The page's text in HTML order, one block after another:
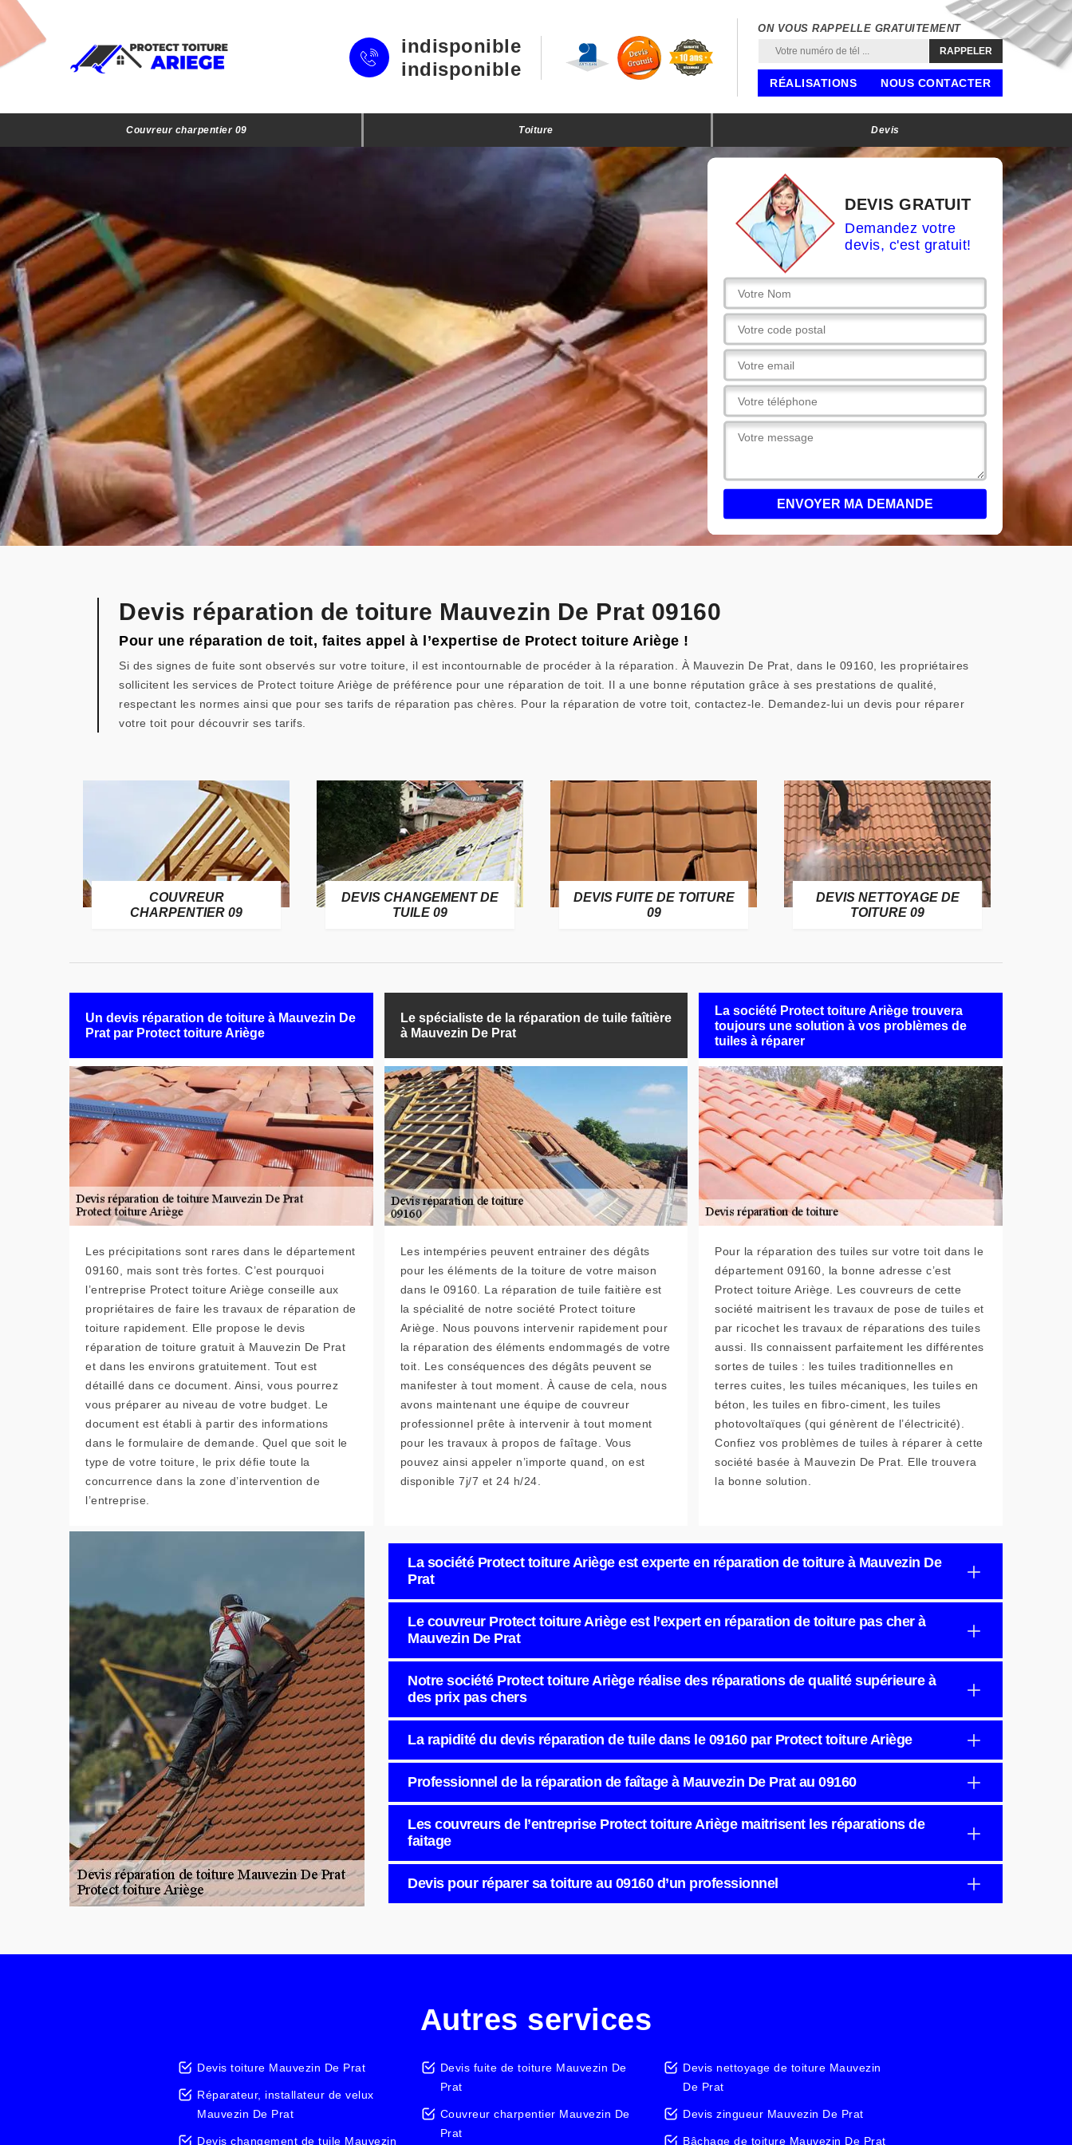
indisponible
indisponible
ON VOUS RAPPELLE GRATUITEMENT
RÉALISATIONS NOUS CONTACTER
Couvreur charpentier 09 Toiture Devis
DEVIS GRATUIT
Demandez votre
devis, c'est gratuit!
Devis réparation de toiture Mauvezin De Prat 09160
Pour une réparation de toit, faites appel à l’expertise de Protect toiture Ariège !
Si des signes de fuite sont observés sur votre toiture, il est incontournable de procéder à la réparation. À Mauvezin De Prat, dans le 09160, les propriétaires
sollicitent les services de Protect toiture Ariège de préférence pour une réparation de toit. Il a une bonne réputation grâce à ses prestations de qualité,
respectant les normes ainsi que pour ses tarifs de réparation pas chères. Pour la réparation de votre toit, contactez-le. Demandez-lui un devis pour réparer
votre toit pour découvrir ses tarifs.
COUVREUR
CHARPENTIER 09
DEVIS CHANGEMENT DE
TUILE 09
DEVIS FUITE DE TOITURE
09
DEVIS NETTOYAGE DE
TOITURE 09
Un devis réparation de toiture à Mauvezin De
Prat par Protect toiture Ariège
Les précipitations sont rares dans le département
09160, mais sont très fortes. C’est pourquoi
l’entreprise Protect toiture Ariège conseille aux
propriétaires de faire les travaux de réparation de
toiture rapidement. Elle propose le devis
réparation de toiture gratuit à Mauvezin De Prat
et dans les environs gratuitement. Tout est
détaillé dans ce document. Ainsi, vous pourrez
vous préparer au niveau de votre budget. Le
document est établi à partir des informations
dans le formulaire de demande. Quel que soit le
type de votre toiture, le prix défie toute la
concurrence dans la zone d’intervention de
l’entreprise.
Le spécialiste de la réparation de tuile faîtière
à Mauvezin De Prat
Les intempéries peuvent entrainer des dégâts
pour les éléments de la toiture de votre maison
dans le 09160. La réparation de tuile faitière est
la spécialité de notre société Protect toiture
Ariège. Nous pouvons intervenir rapidement pour
la réparation des éléments endommagés de votre
toit. Les conséquences des dégâts peuvent se
manifester à tout moment. À cause de cela, nous
avons maintenant une équipe de couvreur
professionnel prête à intervenir à tout moment
pour les travaux à propos de faîtage. Vous
pouvez ainsi appeler n’importe quand, on est
disponible 7j/7 et 24 h/24.
La société Protect toiture Ariège trouvera
toujours une solution à vos problèmes de
tuiles à réparer
Pour la réparation des tuiles sur votre toit dans le
département 09160, la bonne adresse c’est
Protect toiture Ariège. Les couvreurs de cette
société maitrisent les travaux de pose de tuiles et
par ricochet les travaux de réparations des tuiles
aussi. Ils connaissent parfaitement les différentes
sortes de tuiles : les tuiles traditionnelles en
terres cuites, les tuiles mécaniques, les tuiles en
béton, les tuiles en fibro-ciment, les tuiles
photovoltaïques (qui génèrent de l’électricité).
Confiez vos problèmes de tuiles à réparer à cette
société basée à Mauvezin De Prat. Elle trouvera
la bonne solution.
La société Protect toiture Ariège est experte en réparation de toiture à Mauvezin De
Prat
Le couvreur Protect toiture Ariège est l’expert en réparation de toiture pas cher à
Mauvezin De Prat
Notre société Protect toiture Ariège réalise des réparations de qualité supérieure à
des prix pas chers
La rapidité du devis réparation de tuile dans le 09160 par Protect toiture Ariège
Professionnel de la réparation de faîtage à Mauvezin De Prat au 09160
Les couvreurs de l’entreprise Protect toiture Ariège maitrisent les réparations de
faitage
Devis pour réparer sa toiture au 09160 d’un professionnel
Autres services
Devis toiture Mauvezin De Prat
Réparateur, installateur de velux
Mauvezin De Prat
Devis changement de tuile Mauvezin
Devis fuite de toiture Mauvezin De
Prat
Couvreur charpentier Mauvezin De
Prat
Devis nettoyage de toiture Mauvezin
De Prat
Devis zingueur Mauvezin De Prat
Bâchage de toiture Mauvezin De Prat